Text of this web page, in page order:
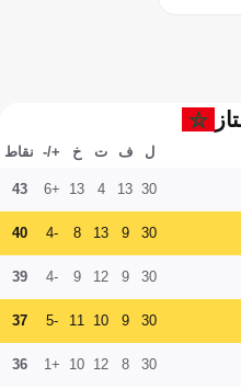
ل ف ت خ +/- نقاط
30
13
4
13
+6
43
30
9
13
8
-4
40
30
9
12
9
-4
39
30
9
10
11
-5
37
30
8
12
10
+1
36